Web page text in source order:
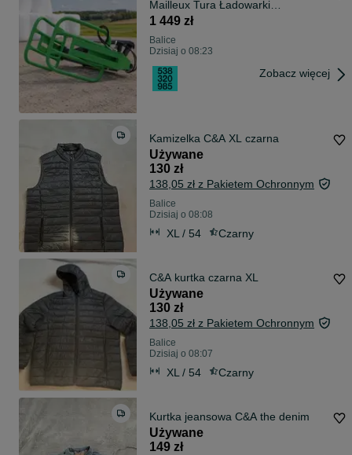
Mailleux Tura Ładowarki
Ładowacza Manitou JCB Tura
Dostawa cała Polska * Dostępny od
ręki
1 449 zł
Balice
Dzisiaj o 08:23
Zobacz więcej
Kamizelka C&A XL czarna
Używane
130 zł
138,05 zł z Pakietem Ochronnym
Balice
Dzisiaj o 08:08
XL / 54 Czarny
C&A kurtka czarna XL
Używane
130 zł
138,05 zł z Pakietem Ochronnym
Balice
Dzisiaj o 08:07
XL / 54 Czarny
Kurtka jeansowa C&A the denim
Używane
149 zł